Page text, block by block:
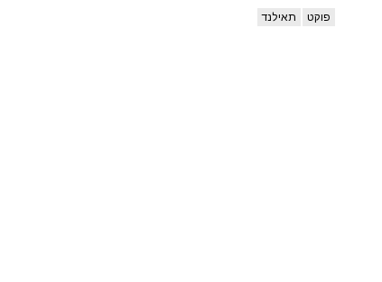
פוקט תאילנד